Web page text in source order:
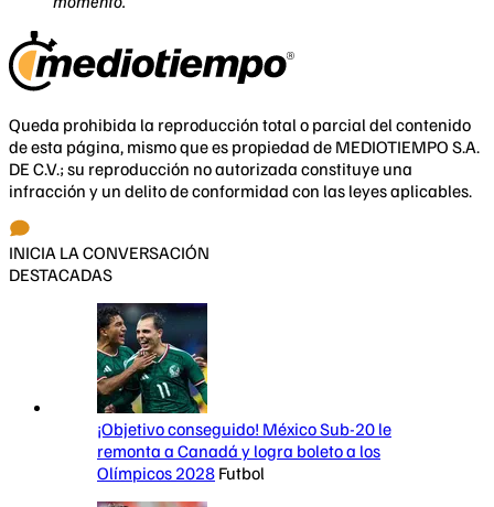
Queda prohibida la reproducción total o parcial del contenido
de esta página, mismo que es propiedad de MEDIOTIEMPO S.A.
DE C.V.; su reproducción no autorizada constituye una
infracción y un delito de conformidad con las leyes aplicables.
INICIA LA CONVERSACIÓN
DESTACADAS
¡Objetivo conseguido! México Sub-20 le
remonta a Canadá y logra boleto a los
Olímpicos 2028 Futbol